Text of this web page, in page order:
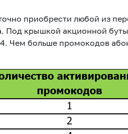
приобрести любой из
Под крышкой акционной
Чем больше промокодов